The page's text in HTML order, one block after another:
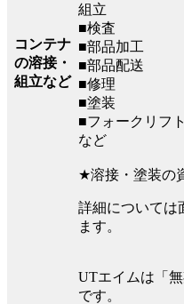
コンテナ
の溶接・
組立など
組立
■検査
■部品加工
■部品配送
■修理
■塗装
■フォークリフ
など
★溶接・塗装の
詳細については
ます。
UTエイムは「
です。